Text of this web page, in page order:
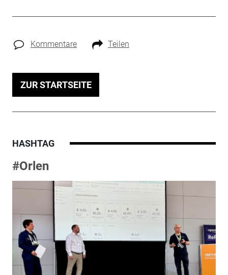
Kommentare Teilen
ZUR STARTSEITE
HASHTAG
#Orlen